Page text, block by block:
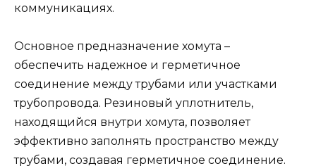
коммуникациях.
Основное предназначение хомута –
обеспечить надежное и герметичное
соединение между трубами или участками
трубопровода. Резиновый уплотнитель,
находящийся внутри хомута, позволяет
эффективно заполнять пространство между
трубами, создавая герметичное соединение.